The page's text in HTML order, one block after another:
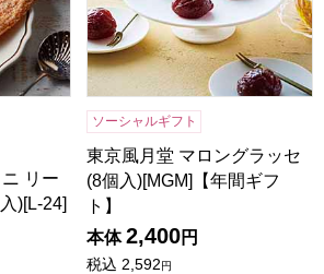
リー
)[L-24]
ソーシャルギフト
東京風月堂 マロングラッセ
(8個入)[MGM]【年間ギフ
ト】
本体 2,400円
税込 2,592円